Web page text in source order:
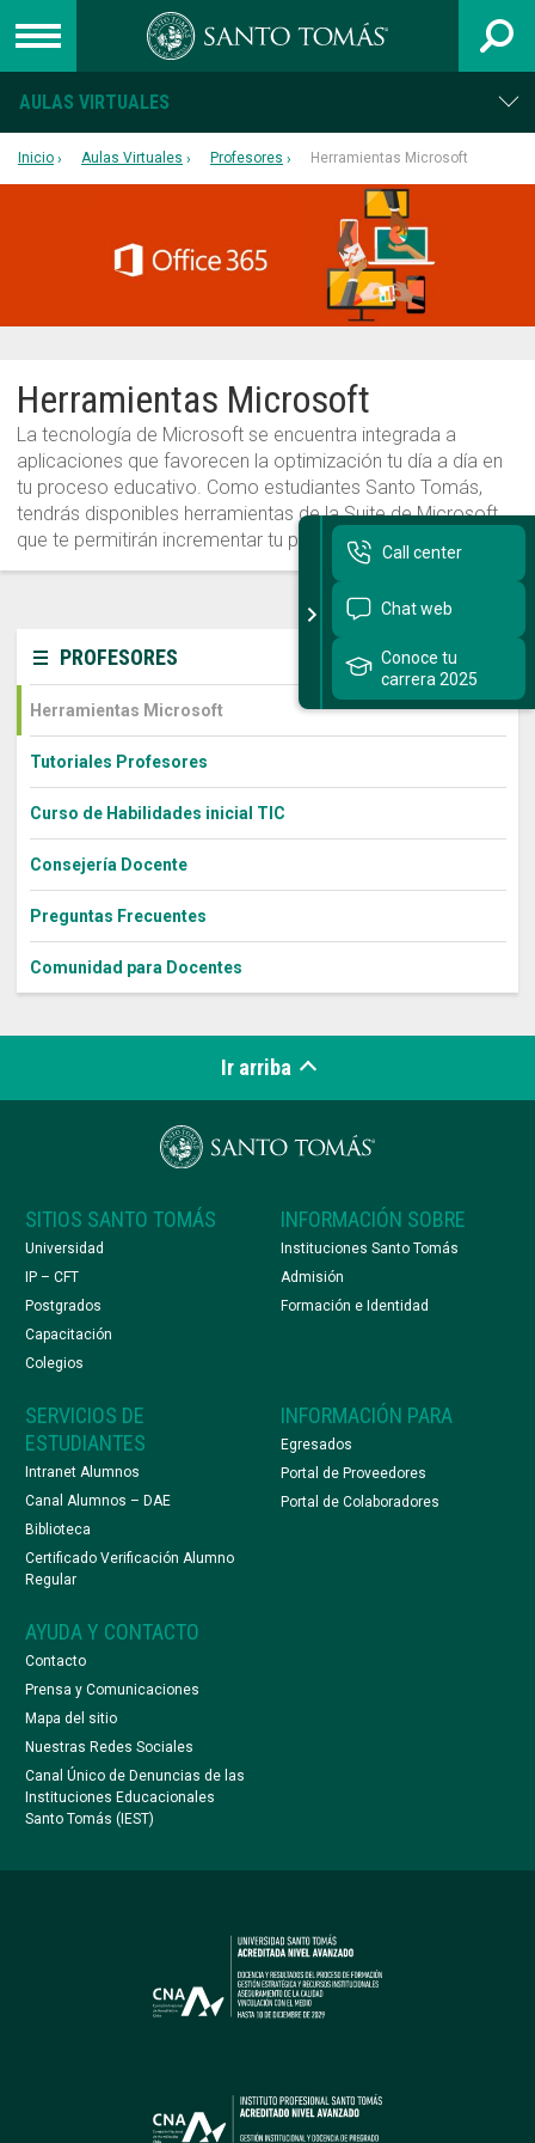
UNIVERSIDAD
INSTITUTO PROFESIONAL
Egresados
Postgrado
Libro 40 años
我们是谁
Intranet Docente
Egresados
Alumnos
AULAS VIRTUALES
Inicio Aulas Virtuales Profesores Herramientas Microsoft
Herramientas Microsoft
La tecnología de Microsoft se encuentra integrada a
aplicaciones que favorecen la optimización tu día a día en
tu proceso educativo. Como estudiantes Santo Tomás,
tendrás disponibles herramientas de la Suite de Microsoft
que te permitirán incrementar tu productividad al utilizarlas.
PROFESORES
Herramientas Microsoft
Tutoriales Profesores
Curso de Habilidades inicial TIC
Consejería Docente
Preguntas Frecuentes
Comunidad para Docentes
Ir arriba
SITIOS SANTO TOMÁS
Universidad
IP – CFT
Postgrados
Capacitación
Colegios
INFORMACIÓN SOBRE
Instituciones Santo Tomás
Admisión
Formación e Identidad
SERVICIOS DE
ESTUDIANTES
Intranet Alumnos
Canal Alumnos – DAE
Biblioteca
Certificado Verificación Alumno
Regular
INFORMACIÓN PARA
Egresados
Portal de Proveedores
Portal de Colaboradores
AYUDA Y CONTACTO
Contacto
Prensa y Comunicaciones
Mapa del sitio
Nuestras Redes Sociales
Canal Único de Denuncias de las
Instituciones Educacionales
Santo Tomás (IEST)
Call center
Chat web
Conoce tu
carrera 2025